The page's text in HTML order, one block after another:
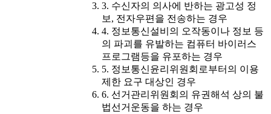
3. 수신자의 의사에 반하는 광고성 정
보, 전자우편을 전송하는 경우
4. 정보통신설비의 오작동이나 정보 등
의 파괴를 유발하는 컴퓨터 바이러스
프로그램등을 유포하는 경우
5. 정보통신윤리위원회로부터의 이용
제한 요구 대상인 경우
6. 선거관리위원회의 유권해석 상의 불
법선거운동을 하는 경우